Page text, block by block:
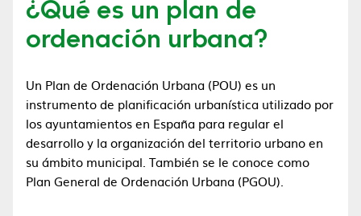
¿Qué es un plan de
ordenación urbana?
Un Plan de Ordenación Urbana (POU) es un
instrumento de planificación urbanística utilizado por
los ayuntamientos en España para regular el
desarrollo y la organización del territorio urbano en
su ámbito municipal. También se le conoce como
Plan General de Ordenación Urbana (PGOU).